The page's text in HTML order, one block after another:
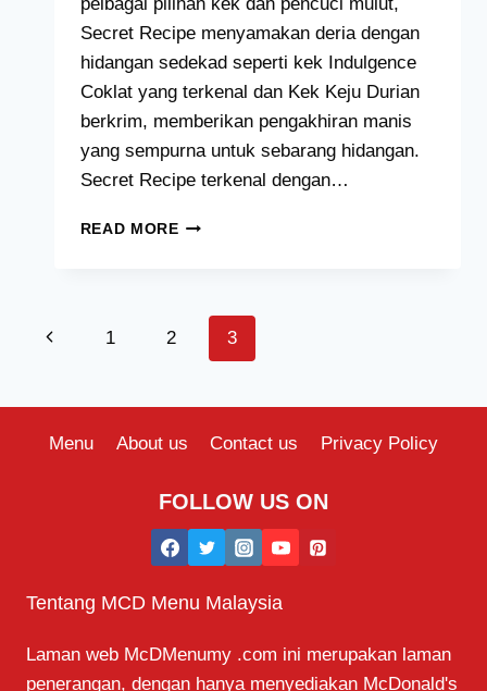
Secret Recipe menyamakan deria dengan
hidangan sedekad seperti kek Indulgence
Coklat yang terkenal dan Kek Keju Durian
berkrim, memberikan pengakhiran manis
yang sempurna untuk sebarang hidangan.
Secret Recipe terkenal dengan…
READ MORESECRET
MALAYSIA
TERKINI
Page
Previous1 2 3
Menu About us Contact us Privacy Policy
FOLLOW US ON
Tentang MCD Menu Malaysia
Laman web McDMenumy .com ini merupakan laman
penerangan, dengan hanya menyediakan McDonald's